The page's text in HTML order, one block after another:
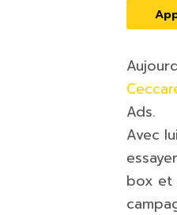
Ads.
Avec
box et